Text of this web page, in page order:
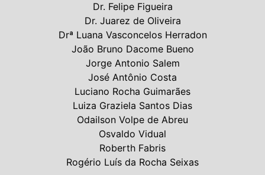
Dr. Felipe Figueira
Dr. Juarez de Oliveira
Drª Luana Vasconcelos Herradon
João Bruno Dacome Bueno
Jorge Antonio Salem
José Antônio Costa
Luciano Rocha Guimarães
Luiza Graziela Santos Dias
Odailson Volpe de Abreu
Osvaldo Vidual
Roberth Fabris
Rogério Luís da Rocha Seixas